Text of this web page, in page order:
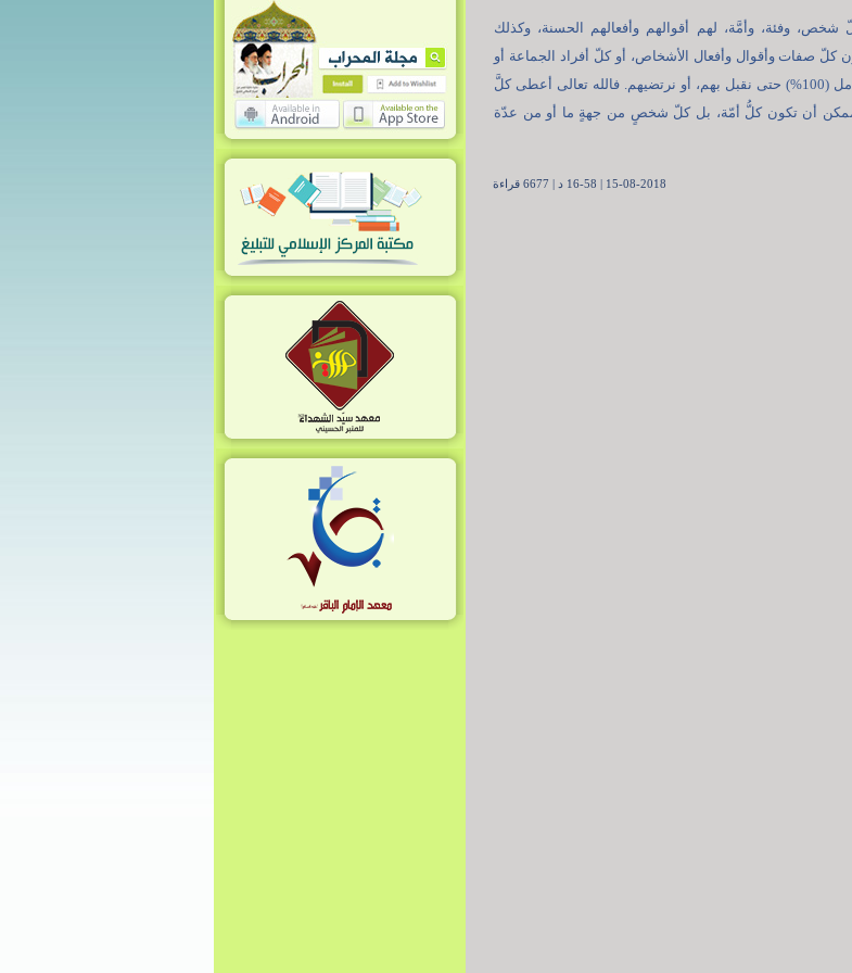
شخص، وفئة، وأمَّة، لهم أقوالهم وأفعالهم الحسنة، وكذلك
كلّ صفات وأقوال وأفعال الأشخاص، أو كلّ أفراد الجماعة أو
كلّ أفراد الأمّة هي حسنة بالكامل (100%) حتى نقبل بهم، أو نرتضيهم. فالله تعالى أعطى كلَّ
أن تكون كلُّ أمّة، بل كلّ شخصٍ من جهةٍ ما أو من عدّة
15-08-2018 | 16-58 د | 6677 قراءة